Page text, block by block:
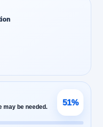
may be needed. 51%